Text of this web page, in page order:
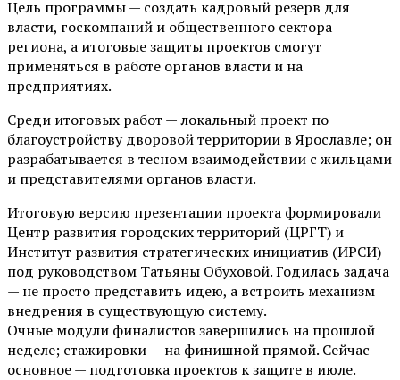
Цель программы — создать кадровый резерв для
власти, госкомпаний и общественного сектора
региона, а итоговые защиты проектов смогут
применяться в работе органов власти и на
предприятиях.
Среди итоговых работ — локальный проект по
благоустройству дворовой территории в Ярославле; он
разрабатывается в тесном взаимодействии с жильцами
и представителями органов власти.
Итоговую версию презентации проекта формировали
Центр развития городских территорий (ЦРГТ) и
Институт развития стратегических инициатив (ИРСИ)
под руководством Татьяны Обуховой. Годилась задача
— не просто представить идею, а встроить механизм
внедрения в существующую систему.
Очные модули финалистов завершились на прошлой
неделе; стажировки — на финишной прямой. Сейчас
основное — подготовка проектов к защите в июле.